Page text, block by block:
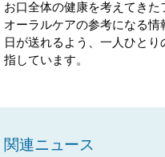
お口全体の健康を考えてき
オーラルケアの参考になる
日が送れるよう、一人ひと
指しています。
関連ニュース